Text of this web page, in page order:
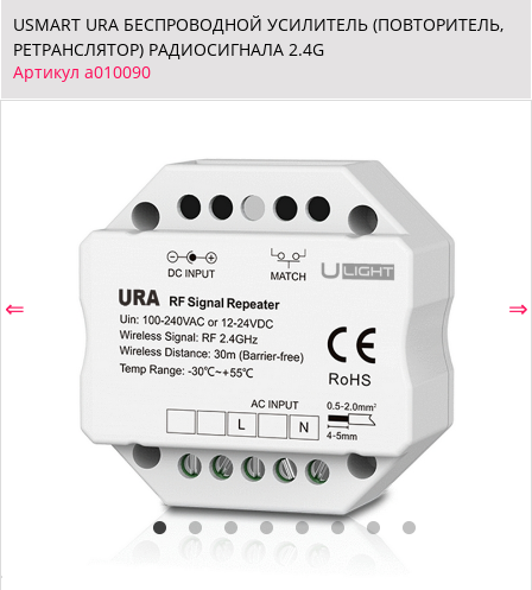
USMART URA БЕСПРОВОДНОЙ УСИЛИТЕЛЬ (ПОВТОРИТЕЛЬ,
РЕТРАНСЛЯТОР) РАДИОСИГНАЛА 2.4G
Артикул a010090
⇐ ⇒